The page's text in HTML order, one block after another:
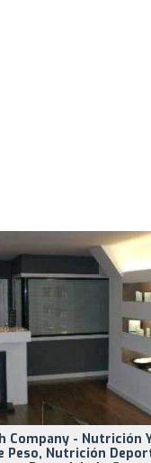
Company - Nutrición
Peso, Nutrición